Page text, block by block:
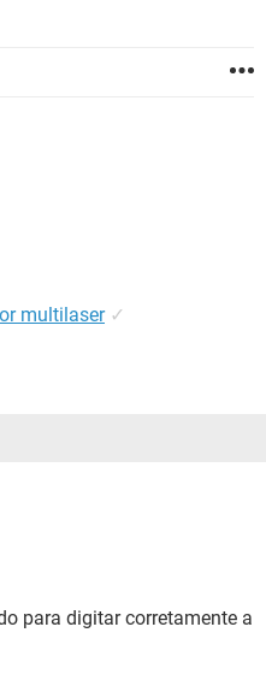
multilaser ✓
para digitar corretamente a